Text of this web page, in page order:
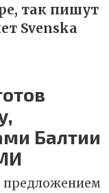
так пишут
Svenska
Балтии